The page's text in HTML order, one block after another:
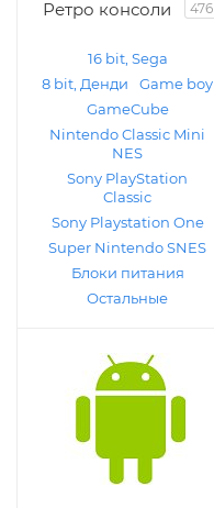
Ретро консоли 476
16 bit, Sega
8 bit, Денди
Game boy
GameCube
Nintendo Classic Mini
NES
Sony PlayStation
Classic
Sony Playstation One
Super Nintendo SNES
Блоки питания
Остальные